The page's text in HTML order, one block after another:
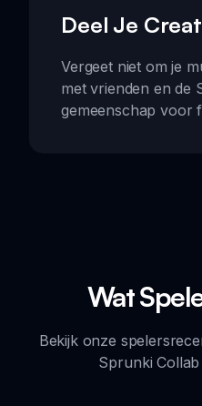
Deel Je
Vergeet niet om je
met vrienden en de
gemeenschap voor
Wat
Bekijk onze
Sprunki